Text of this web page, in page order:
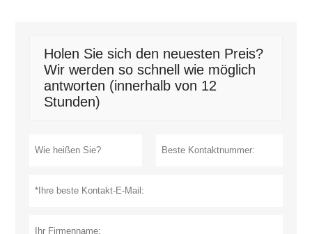
Holen Sie sich den neuesten Preis?
Wir werden so schnell wie möglich
antworten (innerhalb von 12
Stunden)